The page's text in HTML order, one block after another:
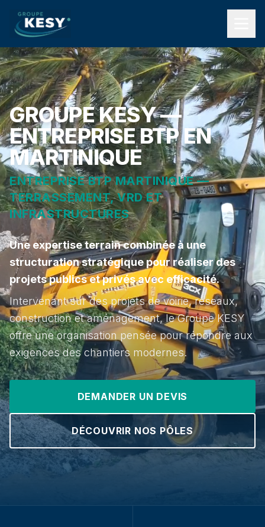
GROUPE KESY —
ENTREPRISE BTP EN
MARTINIQUE
ENTREPRISE BTP MARTINIQUE —
TERRASSEMENT, VRD ET
INFRASTRUCTURES
Une expertise terrain combinée à une
structuration stratégique pour réaliser des
projets publics et privés avec efficacité.
Intervenant sur des projets de voirie, réseaux,
construction et aménagement, le Groupe KESY
offre une organisation pensée pour répondre aux
exigences des chantiers modernes.
DEMANDER UN DEVIS
DÉCOUVRIR NOS PÔLES